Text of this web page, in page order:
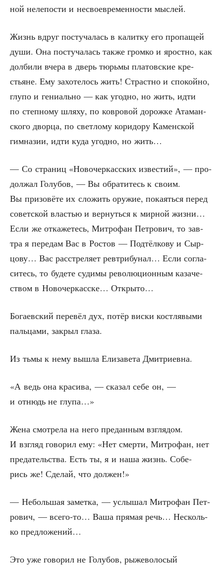
ной неле­по­сти и несвое­вре­мен­но­сти мыслей.
Жизнь вдруг посту­ча­лась в калит­ку его про­па­щей
души. Она посту­ча­лась так­же гром­ко и ярост­но, как
дол­би­ли вче­ра в дверь тюрь­мы пла­тов­ские кре­
стьяне. Ему захо­те­лось жить! Страст­но и спо­кой­но,
глу­по и гени­аль­но — как угод­но, но жить, идти
по степ­но­му шля­ху, по ков­ро­вой дорож­ке Ата­ман­
ско­го двор­ца, по свет­ло­му кори­до­ру Камен­ской
гим­на­зии, идти куда угод­но, но жить…
— Со стра­ниц «Ново­чер­кас­ских изве­стий», — про­
дол­жал Голу­бов, — Вы обра­ти­тесь к сво­им.
Вы при­зо­вё­те их сло­жить ору­жие, пока­ять­ся перед
совет­ской вла­стью и вер­нуть­ся к мир­ной жиз­ни…
Если же отка­же­тесь, Мит­ро­фан Пет­ро­вич, то зав­
тра я пере­дам Вас в Ростов — Под­тёл­ко­ву и Сыр­
цо­ву… Вас рас­стре­ля­ет рев­три­бу­нал… Если согла­
си­тесь, то буде­те суди­мы рево­лю­ци­он­ным каза­че­
ством в Ново­чер­кас­ске… Открыто…
Бога­ев­ский пере­вёл дух, потёр вис­ки кост­ля­вы­ми
паль­ца­ми, закрыл глаза.
Из тьмы к нему вышла Ели­за­ве­та Дмитриевна.
«А ведь она кра­си­ва, — ска­зал себе он, —
и отнюдь не глупа…»
Жена смот­ре­ла на него пре­дан­ным взгля­дом.
И взгляд гово­рил ему: «Нет смер­ти, Мит­ро­фан, нет
пре­да­тель­ства. Есть ты, я и наша жизнь. Собе­
рись же! Сде­лай, что должен!»
— Неболь­шая замет­ка, — услы­шал Мит­ро­фан Пет­
ро­вич, — все­го-то… Ваша пря­мая речь… Несколь­
ко предложений…
Это уже гово­рил не Голу­бов, рыже­во­ло­сый